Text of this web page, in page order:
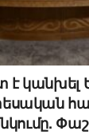
է կանխել